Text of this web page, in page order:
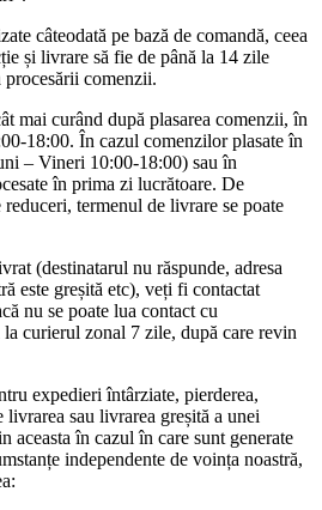
câteodată pe bază de comandă, ceea
și livrare să fie de până la 14 zile
comenzii.
mai curând după plasarea comenzii, în
18:00. În cazul comenzilor plasate în
– Vineri 10:00-18:00) sau în
în prima zi lucrătoare. De
termenul de livrare se poate
(destinatarul nu răspunde, adresa
este greșită etc), veți fi contactat
nu se poate lua contact cu
curierul zonal 7 zile, după care revin
expedieri întârziate, pierderea,
livrarea sau livrarea greșită a unei
aceasta în cazul în care sunt generate
independente de voința noastră,